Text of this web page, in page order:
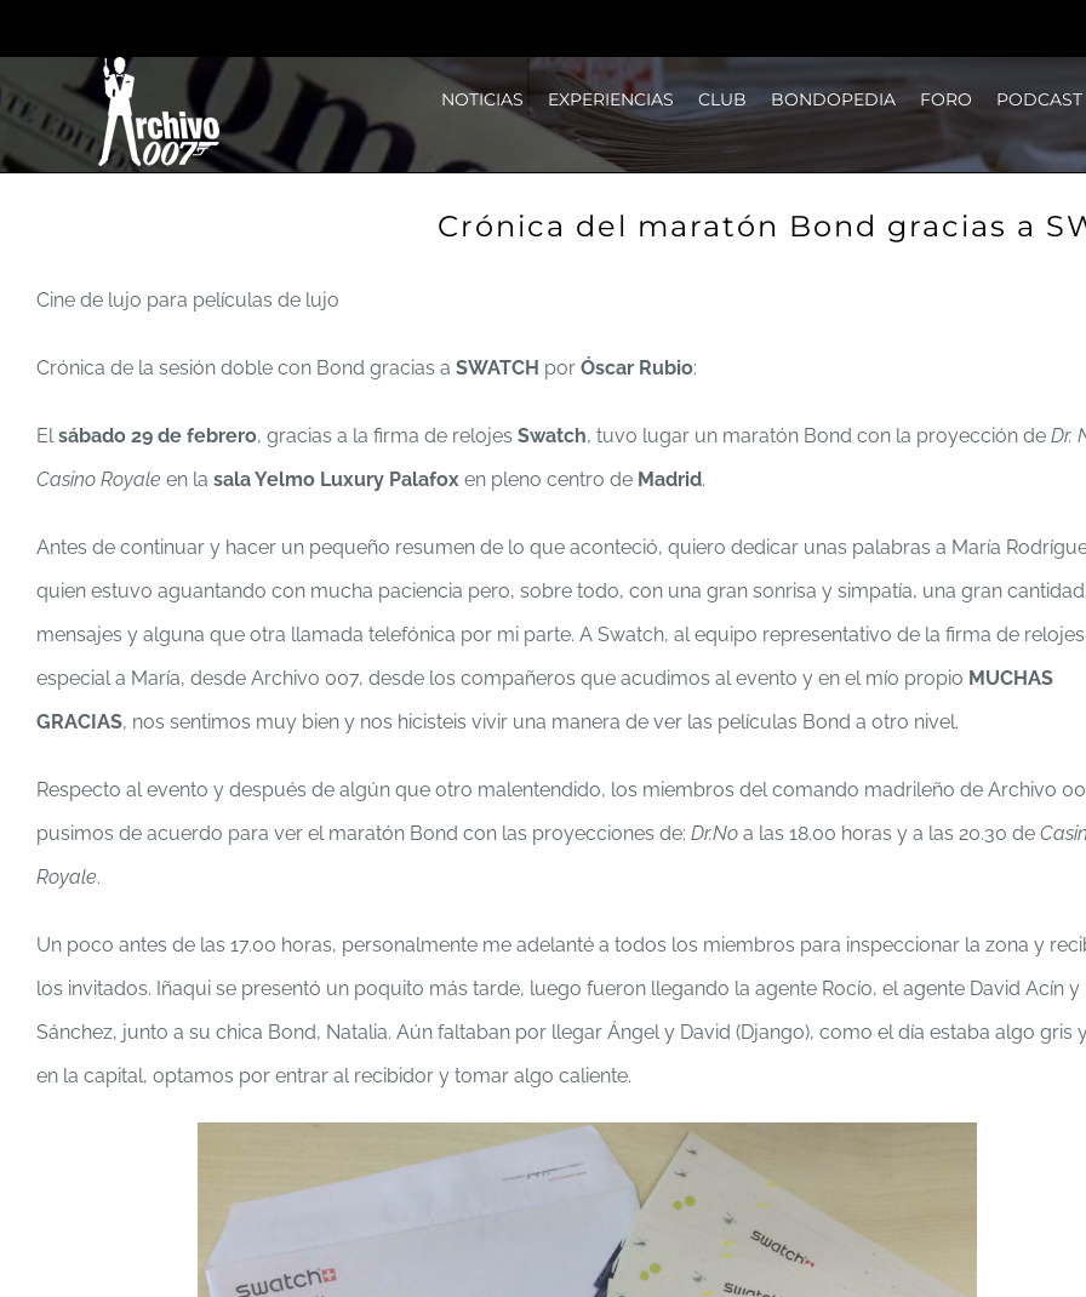
al
contenido
NOTICIAS EXPERIENCIAS CLUB BONDOPEDIA FORO PODCAST
Crónica del maratón Bond gracias a
Cine de lujo para películas de lujo
Crónica de la sesión doble con Bond gracias a SWATCH por Óscar Rubio:
Elsábado 29 de febrero, gracias a la firma de relojes Swatch, tuvo lugar un maratón Bond con la proyección de Dr.
Casino Royale en la sala Yelmo Luxury Palafox en pleno centro de Madrid.
Antes de continuar y hacer un pequeño resumen de lo que aconteció, quiero dedicar unas palabras a María
quien estuvo aguantando con mucha paciencia pero, sobre todo, con una gran sonrisa y simpatía, una gran
mensajes y alguna que otra llamada telefónica por mi parte. A Swatch, al equipo representativo de la firma de
especial a María, desde Archivo 007, desde los compañeros que acudimos al evento y en el mío propio MUCHAS
GRACIAS, nos sentimos muy bien y nos hicisteis vivir una manera de ver las películas Bond a otro nivel.
Respecto al evento y después de algún que otro malentendido, los miembros del comando madrileño de Archivo
pusimos de acuerdo para ver el maratón Bond con las proyecciones de: Dr.No a las 18.00 horas y a las 20.30 de
Royale.
Un poco antes de las 17.00 horas, personalmente me adelanté a todos los miembros para inspeccionar la zona y
los invitados. Iñaqui se presentó un poquito más tarde, luego fueron llegando la agente Rocío, el agente David Acín y
Sánchez, junto a su chica Bond, Natalia. Aún faltaban por llegar Ángel y David (Django), como el día estaba algo gris
en la capital, optamos por entrar al recibidor y tomar algo caliente.